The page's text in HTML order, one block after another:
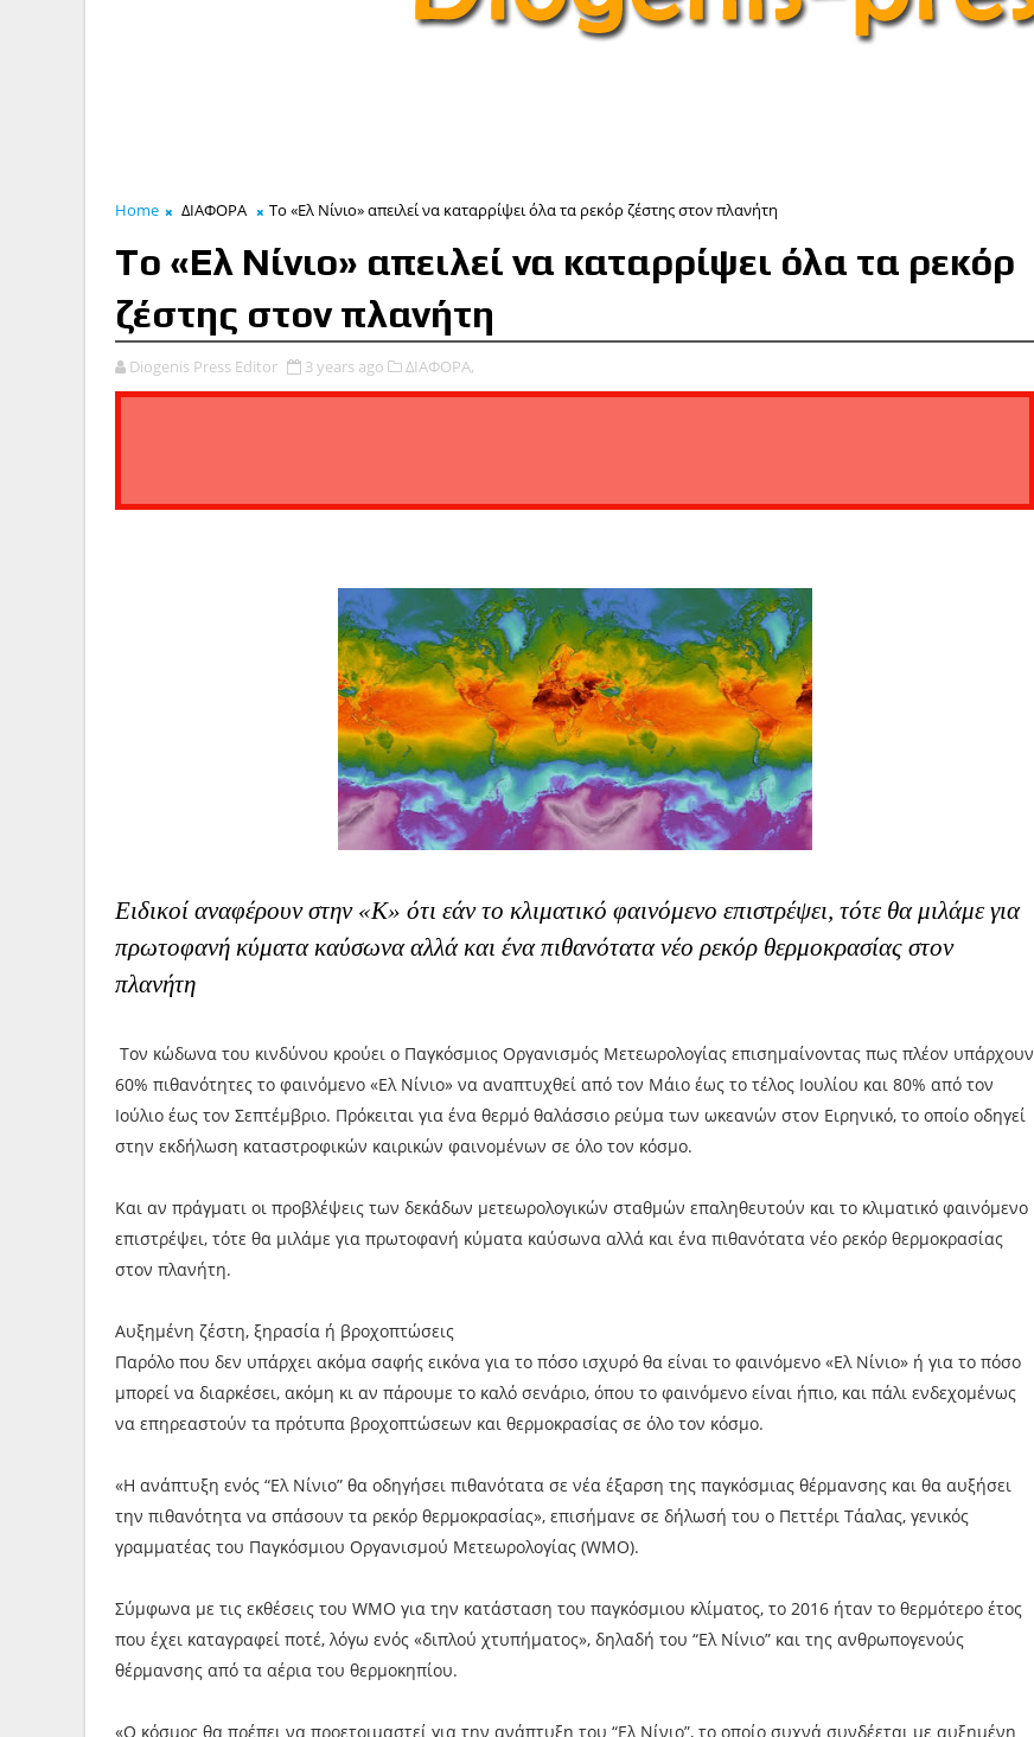
Home ΔΙΑΦΟΡΑ To «Ελ Νίνιο» απειλεί να καταρρίψει όλα τα ρεκόρ ζέστης στον πλανήτη
To «Ελ Νίνιο» απειλεί να καταρρίψει όλα τα ρεκόρ
ζέστης στον πλανήτη
Diogenis Press Editor 3 years ago ΔΙΑΦΟΡΑ,
Ειδικοί αναφέρουν στην «Κ» ότι εάν το κλιματικό φαινόμενο επιστρέψει, τότε θα μιλάμε για
πρωτοφανή κύματα καύσωνα αλλά και ένα πιθανότατα νέο ρεκόρ θερμοκρασίας στον
πλανήτη
Τον κώδωνα του κινδύνου κρούει ο Παγκόσμιος Οργανισμός Μετεωρολογίας επισημαίνοντας πως πλέον υπάρχουν
60% πιθανότητες το φαινόμενο «Ελ Νίνιο» να αναπτυχθεί από τον Μάιο έως το τέλος Ιουλίου και 80% από τον
Ιούλιο έως τον Σεπτέμβριο. Πρόκειται για ένα θερμό θαλάσσιο ρεύμα των ωκεανών στον Ειρηνικό, το οποίο οδηγεί
στην εκδήλωση καταστροφικών καιρικών φαινομένων σε όλο τον κόσμο.
Και αν πράγματι οι προβλέψεις των δεκάδων μετεωρολογικών σταθμών επαληθευτούν και το κλιματικό φαινόμενο
επιστρέψει, τότε θα μιλάμε για πρωτοφανή κύματα καύσωνα αλλά και ένα πιθανότατα νέο ρεκόρ θερμοκρασίας
στον πλανήτη.
Αυξημένη ζέστη, ξηρασία ή βροχοπτώσεις
Παρόλο που δεν υπάρχει ακόμα σαφής εικόνα για το πόσο ισχυρό θα είναι το φαινόμενο «Ελ Νίνιο» ή για το πόσο
μπορεί να διαρκέσει, ακόμη κι αν πάρουμε το καλό σενάριο, όπου το φαινόμενο είναι ήπιο, και πάλι ενδεχομένως
να επηρεαστούν τα πρότυπα βροχοπτώσεων και θερμοκρασίας σε όλο τον κόσμο.
«Η ανάπτυξη ενός “Ελ Νίνιο” θα οδηγήσει πιθανότατα σε νέα έξαρση της παγκόσμιας θέρμανσης και θα αυξήσει
την πιθανότητα να σπάσουν τα ρεκόρ θερμοκρασίας», επισήμανε σε δήλωσή του ο Πεττέρι Τάαλας, γενικός
γραμματέας του Παγκόσμιου Οργανισμού Μετεωρολογίας (WMO).
Σύμφωνα με τις εκθέσεις του WMO για την κατάσταση του παγκόσμιου κλίματος, το 2016 ήταν το θερμότερο έτος
που έχει καταγραφεί ποτέ, λόγω ενός «διπλού χτυπήματος», δηλαδή του “Ελ Νίνιο” και της ανθρωπογενούς
θέρμανσης από τα αέρια του θερμοκηπίου.
«Ο κόσμος θα πρέπει να προετοιμαστεί για την ανάπτυξη του “Ελ Νίνιο”, το οποίο συχνά συνδέεται με αυξημένη